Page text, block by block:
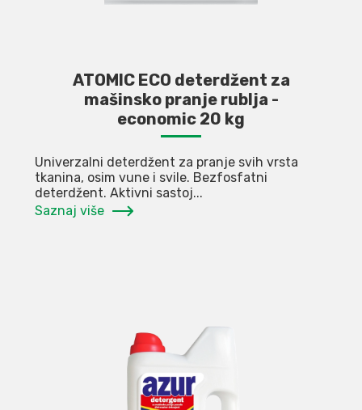
ATOMIC ECO deterdžent za
mašinsko pranje rublja -
economic 20 kg
Univerzalni deterdžent za pranje svih vrsta
tkanina, osim vune i svile. Bezfosfatni
deterdžent. Aktivni sastoj...
Saznaj više